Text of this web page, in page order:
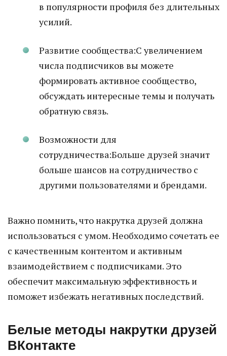
в популярности профиля без длительных
усилий.
Развитие сообщества:С увеличением
числа подписчиков вы можете
формировать активное сообщество,
обсуждать интересные темы и получать
обратную связь.
Возможности для
сотрудничества:Больше друзей значит
больше шансов на сотрудничество с
другими пользователями и брендами.
Важно помнить, что накрутка друзей должна
использоваться с умом. Необходимо сочетать ее
с качественным контентом и активным
взаимодействием с подписчиками. Это
обеспечит максимальную эффективность и
поможет избежать негативных последствий.
Белые методы накрутки друзей
ВКонтакте